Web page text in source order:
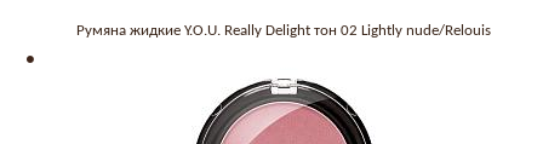
Румяна жидкие Y.O.U. Really Delight тон 02 Lightly nude/Relouis